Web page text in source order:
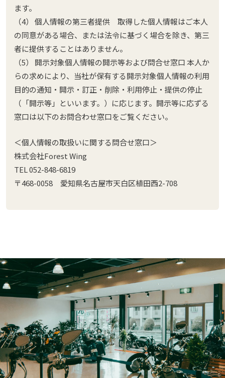
ます。
（4） 個人情報の第三者提供 取得した個人情報はご本人
の同意がある場合、または法令に基づく場合を除き、第三
者に提供することはありません。
（5） 開示対象個人情報の開示等および問合せ窓口 本人か
らの求めにより、当社が保有する開示対象個人情報の利用
目的の通知・開示・訂正・削除・利用停止・提供の停止
（「開示等」といいます。）に応じます。開示等に応ずる
窓口は以下のお問合わせ窓口をご覧ください。
＜個人情報の取扱いに関する問合せ窓口＞
株式会社Forest Wing
TEL 052-848-6819
〒468-0058 愛知県名古屋市天白区植田西2-708